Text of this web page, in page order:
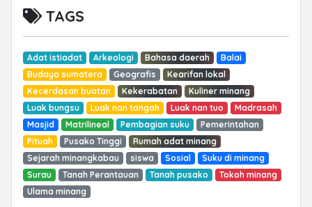
TAGS
Adat istiadat Arkeologi Bahasa daerah
Balai
Budaya sumatera
Geografis
Kearifan lokal
Kecerdasan buatan
Kekerabatan
Kuliner minang
Luak bungsu
Luak nan tangah Luak nan tuo
Madrasah
Masjid
Matrilineal Pembagian suku
Pemerintahan
Pituah
Pusako Tinggi
Rumah adat minang
Sejarah minangkabau
siswa Sosial
Suku di minang
Surau
Tanah Perantauan Tanah pusako
Tokoh minang
Ulama minang